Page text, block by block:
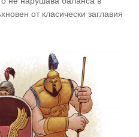
от класически заглавия